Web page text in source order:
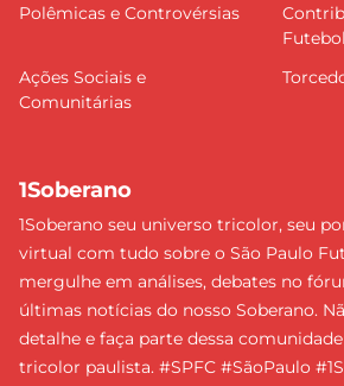
Polêmicas e Controvérsias
Ações Sociais e
Comunitárias
1Soberano
1Soberano seu universo tricolor, seu
virtual com tudo sobre o São Paulo
mergulhe em análises, debates no
últimas notícias do nosso Soberano.
detalhe e faça parte dessa
tricolor paulista. #SPFC #SãoPaulo